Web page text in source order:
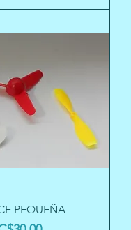
PEQUEÑA